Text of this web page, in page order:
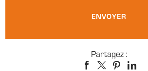
Partagez :